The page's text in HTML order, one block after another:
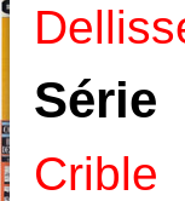
Série
Crible